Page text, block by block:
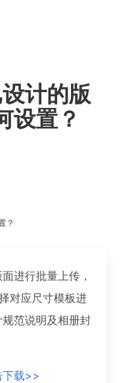
计的版
设置？
？
进行批量上传，
对应尺寸模板进
范说明及相册封
下载>>